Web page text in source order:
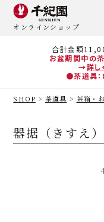
合計金額
お盆期間中の
→詳し
●茶道具：
オンラインショップ
SHOP 茶道具 茶箱・
器据（きすえ）